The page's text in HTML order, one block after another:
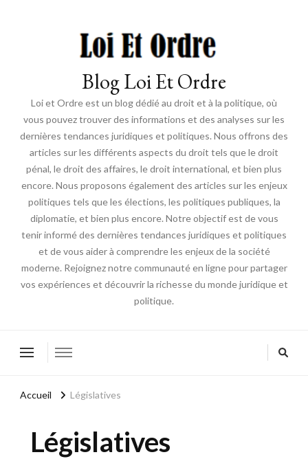
Blog Loi Et Ordre
Loi et Ordre est un blog dédié au droit et à la politique, où
vous pouvez trouver des informations et des analyses sur les
dernières tendances juridiques et politiques. Nous offrons des
articles sur les différents aspects du droit tels que le droit
pénal, le droit des affaires, le droit international, et bien plus
encore. Nous proposons également des articles sur les enjeux
politiques tels que les élections, les politiques publiques, la
diplomatie, et bien plus encore. Notre objectif est de vous
tenir informé des dernières tendances juridiques et politiques
et de vous aider à comprendre les enjeux de la société
moderne. Rejoignez notre communauté en ligne pour partager
vos expériences et découvrir la richesse du monde juridique et
politique.
Accueil Législatives
Législatives